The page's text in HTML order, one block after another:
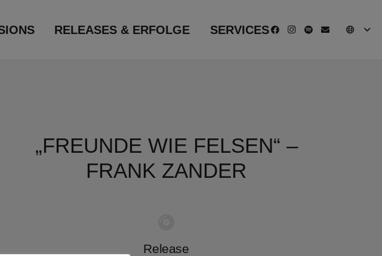
RELEASES & ERFOLGE SERVICES
„FREUNDE WIE FELSEN“ –
FRANK ZANDER
Release